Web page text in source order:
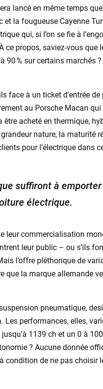
lancé en même temps
et la fougueuse Cayenne
qui, si l’on se fie à
ce propos, saviez-vous que
90 % sur certains marchés ?
face à un ticket d’entrée de
au Porsche Macan
acheté en thermique,
nature, la maturité
pour l’électrique dans
suffiront à emporter
électrique.
leur commercialisation
leur public – ou s’ils
l’offre pléthorique de
que la marque allemande
pneumatique,
performances, elles,
1139 ch et un 0 à
? Aucune donnée
condition de ne pas choisir